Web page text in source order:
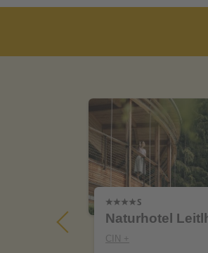
Naturhotel
CIN +